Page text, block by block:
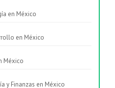
en México
en México
México
y Finanzas en México